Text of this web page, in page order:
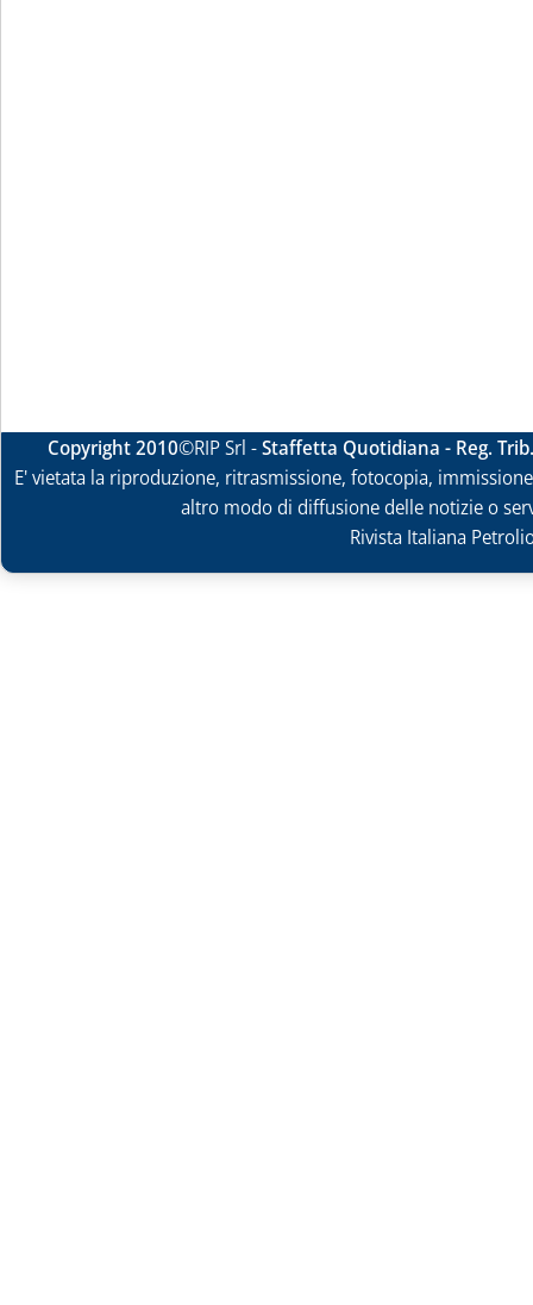
Copyright 2010©RIP Srl -Staffetta Quotidiana - Reg.
E' vietata la riproduzione, ritrasmissione, fotocopia,
altro modo di diffusione delle notizie o
Rivista Italiana